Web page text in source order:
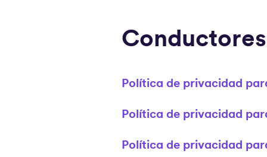
Conductores
Política de privacidad
Política de privacidad
Política de privacidad